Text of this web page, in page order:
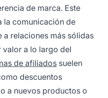
de marca. Este
la comunicación de
a relaciones más sólidas
valor a lo largo del
de afiliados suelen
descuentos
a nuevos productos o